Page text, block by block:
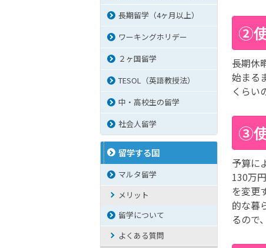
②
長期休
始まる
くらい
③
予算に
130万
を変更
的な暮
るので
長期留学（4ヶ月以上）
ワーキングホリデー
２ヶ国留学
TESOL（英語教授法）
中・高校生の留学
社会人留学
留学する国
マルタ留学
メリット
留学について
よくある質問